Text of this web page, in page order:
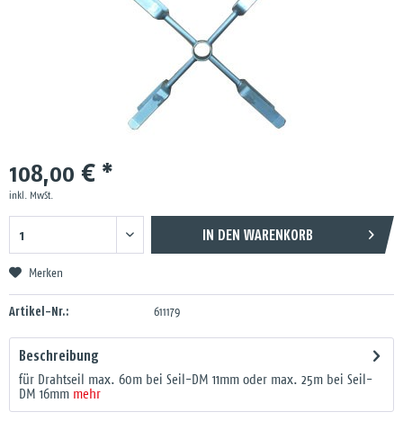
108,00 € *
inkl. MwSt.
IN DEN WARENKORB
Merken
Artikel-Nr.: 611179
Beschreibung
für Drahtseil max. 60m bei Seil-DM 11mm oder max. 25m bei Seil-
DM 16mm mehr